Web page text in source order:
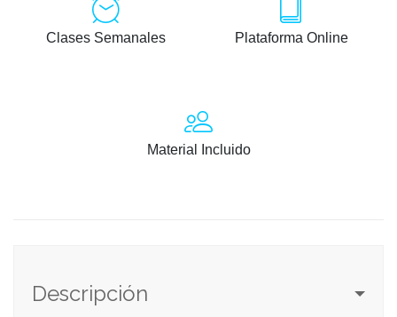
Clases Semanales Plataforma Online
Material Incluido
Descripción